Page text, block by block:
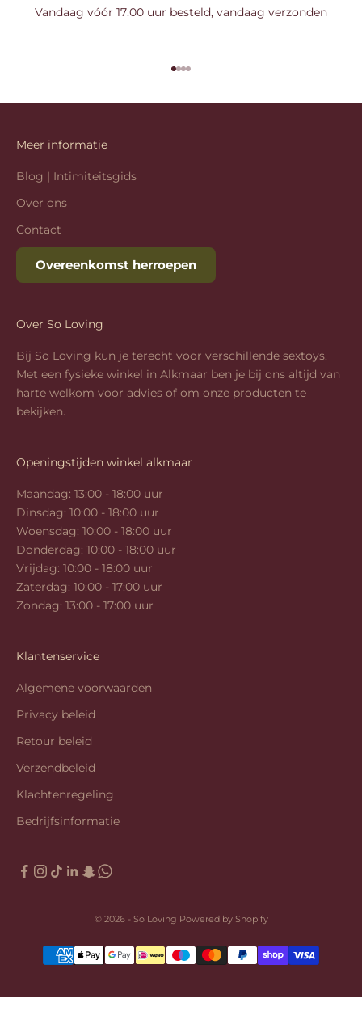
Vandaag vóór 17:00 uur besteld, vandaag verzonden
Naar artikel 1
Naar artikel 2
Naar artikel 3
Naar artikel 4
Meer informatie
Blog | Intimiteitsgids
Over ons
Contact
Overeenkomst herroepen
Over So Loving
Bij So Loving kun je terecht voor verschillende sextoys.
Met een fysieke winkel in Alkmaar ben je bij ons altijd van
harte welkom voor advies of om onze producten te
bekijken.
Openingstijden winkel alkmaar
Maandag: 13:00 - 18:00 uur
Dinsdag: 10:00 - 18:00 uur
Woensdag: 10:00 - 18:00 uur
Donderdag: 10:00 - 18:00 uur
Vrijdag: 10:00 - 18:00 uur
Zaterdag: 10:00 - 17:00 uur
Zondag: 13:00 - 17:00 uur
Klantenservice
Algemene voorwaarden
Privacy beleid
Retour beleid
Verzendbeleid
Klachtenregeling
Bedrijfsinformatie
© 2026 - So Loving Powered by Shopify